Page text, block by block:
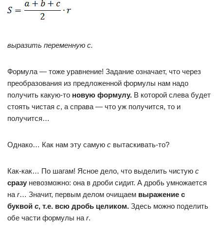
выразить переменную с.
Формула — тоже уравнение! Задание означает, что через
преобразования из предложенной формулы нам надо
получить какую-то новую формулу. В которой слева будет
стоять чистая с, а справа — что уж получится, то и
получится…
Однако… Как нам эту самую с вытаскивать-то?
Как-как… По шагам! Ясное дело, что выделить чистую с
сразу невозможно: она в дроби сидит. А дробь умножается
на r… Значит, первым делом очищаем выражение с
буквой с, т.е. всю дробь целиком. Здесь можно поделить
обе части формулы на r.